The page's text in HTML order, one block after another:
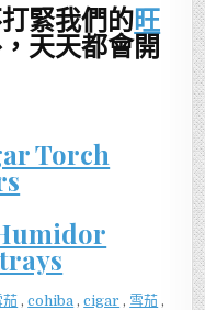
緊我們的旺
天天都會開
Torch
茄 ,cohiba ,cigar , 雪茄 ,